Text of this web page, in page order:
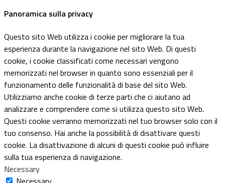
Panoramica sulla privacy
Questo sito Web utilizza i cookie per migliorare la tua
esperienza durante la navigazione nel sito Web. Di questi
cookie, i cookie classificati come necessari vengono
memorizzati nel browser in quanto sono essenziali per il
funzionamento delle funzionalità di base del sito Web.
Utilizziamo anche cookie di terze parti che ci aiutano ad
analizzare e comprendere come si utilizza questo sito Web.
Questi cookie verranno memorizzati nel tuo browser solo con il
tuo consenso. Hai anche la possibilità di disattivare questi
cookie. La disattivazione di alcuni di questi cookie può influire
sulla tua esperienza di navigazione.
Necessary